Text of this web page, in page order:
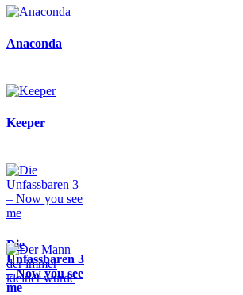
Anaconda
Keeper
Die
Unfassbaren 3
– Now you see
me